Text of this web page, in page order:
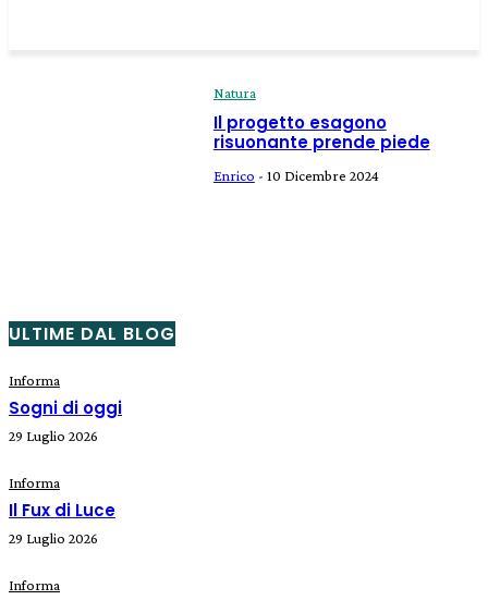
Natura
Il progetto esagono
risuonante prende piede
Enrico - 10 Dicembre 2024
ULTIME DAL BLOG
Informa
Sogni di oggi
29 Luglio 2026
Informa
Il Fux di Luce
29 Luglio 2026
Informa